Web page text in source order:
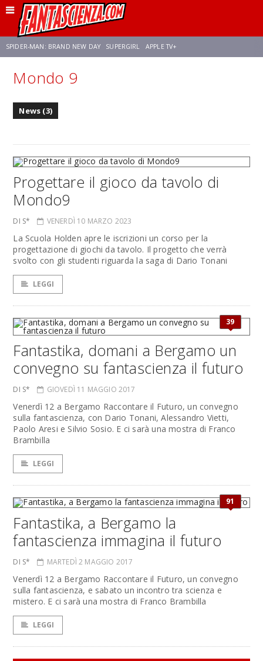
SPIDER-MAN: BRAND NEW DAY SUPERGIRL APPLE TV+
FRANCO RICCIARDIELLO
Mondo 9
News (3)
Progettare il gioco da tavolo di
Mondo9
DI S* VENERDÌ 10 MARZO 2023
La Scuola Holden apre le iscrizioni un corso per la
progettazione di giochi da tavolo. Il progetto che verrà
svolto con gli studenti riguarda la saga di Dario Tonani
LEGGI
39
Fantastika, domani a Bergamo un
convegno su fantascienza il futuro
DI S* GIOVEDÌ 11 MAGGIO 2017
Venerdì 12 a Bergamo Raccontare il Futuro, un convegno
sulla fantascienza, con Dario Tonani, Alessandro Vietti,
Paolo Aresi e Silvio Sosio. E ci sarà una mostra di Franco
Brambilla
LEGGI
91
Fantastika, a Bergamo la
fantascienza immagina il futuro
DI S* MARTEDÌ 2 MAGGIO 2017
Venerdì 12 a Bergamo Raccontare il Futuro, un convegno
sulla fantascienza, e sabato un incontro tra scienza e
mistero. E ci sarà una mostra di Franco Brambilla
LEGGI